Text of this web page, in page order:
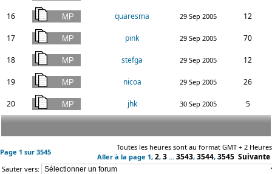
16 quaresma 29 Sep 2005 12
17 pink 29 Sep 2005 70
18 stefga 29 Sep 2005 12
19 nicoa 29 Sep 2005 26
20 jhk 30 Sep 2005 5
Page 1 sur 3545
Toutes les heures sont au format GMT + 2 Heures
Aller à la page 1, 2, 3 ... 3543, 3544, 3545 Suivante
Sauter vers: